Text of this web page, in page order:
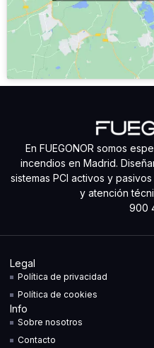
En FUEGONOR somos
incendios en Madrid.
sistemas PCI activos y
y atención
900
Legal
Política de privacidad
Política de cookies
Info
Sobre nosotros
Contacto